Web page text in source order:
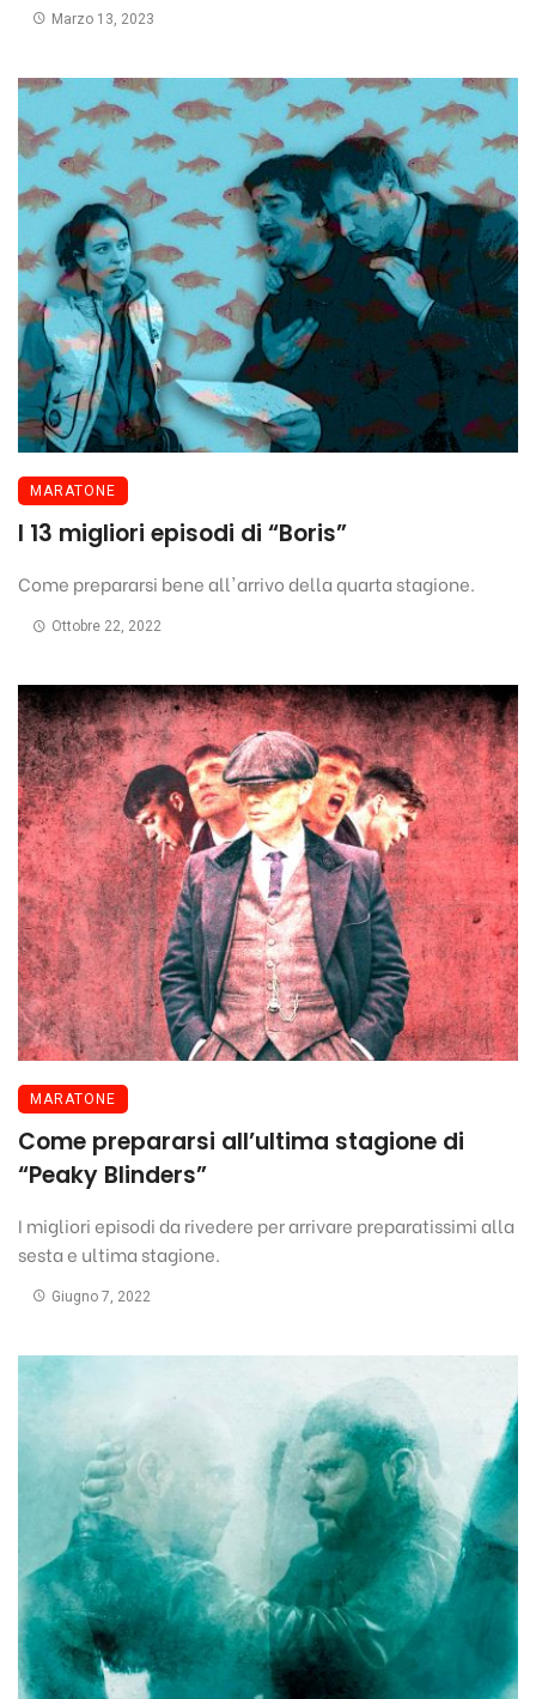
Marzo 13, 2023
MARATONE
I 13 migliori episodi di “Boris”
Come prepararsi bene all'arrivo della quarta stagione.
Ottobre 22, 2022
MARATONE
Come prepararsi all’ultima stagione di
“Peaky Blinders”
I migliori episodi da rivedere per arrivare preparatissimi alla
sesta e ultima stagione.
Giugno 7, 2022